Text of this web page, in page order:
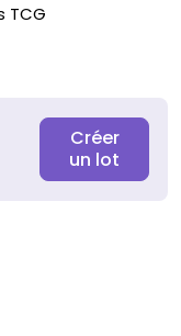
TCG
Créer
un lot